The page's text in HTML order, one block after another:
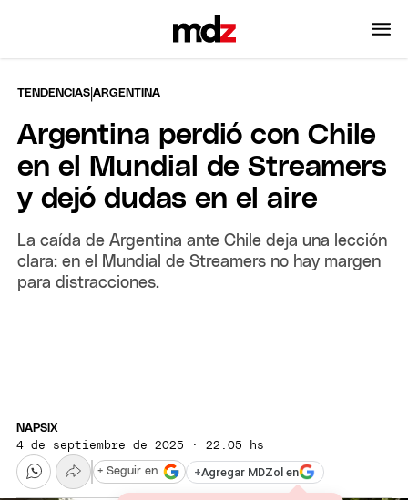
TENDENCIAS |ARGENTINA
Argentina perdió con Chile
en el Mundial de Streamers
y dejó dudas en el aire
La caída de Argentina ante Chile deja una lección
clara: en el Mundial de Streamers no hay margen
para distracciones.
NAPSIX
4 de septiembre de 2025 · 22:05 hs
+Agregar MDZol en
+ Seguir en